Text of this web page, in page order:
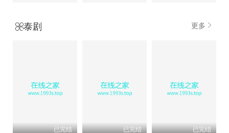
更多
泰剧
已完结 已完结 已完结